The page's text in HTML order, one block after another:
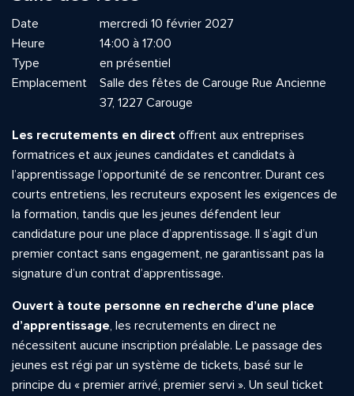
Date
mercredi 10 février 2027
Heure
14:00 à 17:00
Type
en présentiel
Emplacement
Salle des fêtes de Carouge Rue Ancienne
37, 1227 Carouge
Les recrutements en direct offrent aux entreprises
formatrices et aux jeunes candidates et candidats à
l’apprentissage l’opportunité de se rencontrer. Durant ces
courts entretiens, les recruteurs exposent les exigences de
la formation, tandis que les jeunes défendent leur
candidature pour une place d’apprentissage. Il s’agit d’un
premier contact sans engagement, ne garantissant pas la
signature d’un contrat d’apprentissage.
Ouvert à toute personne en recherche d’une place
d’apprentissage, les recrutements en direct ne
nécessitent aucune inscription préalable. Le passage des
jeunes est régi par un système de tickets, basé sur le
principe du « premier arrivé, premier servi ». Un seul ticket